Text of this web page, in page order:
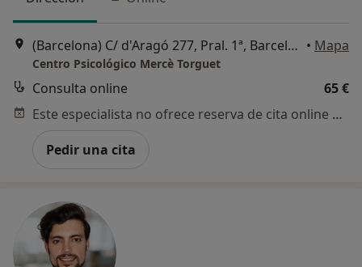
(Barcelona) C/ d'Aragó 277, Pral. 1ª, Barcelona • Mapa
Centro Psicológico Mercè Torguet
Consulta online
65 €
Este especialista no ofrece reserva de cita online en esta dirección.
Pedir una cita